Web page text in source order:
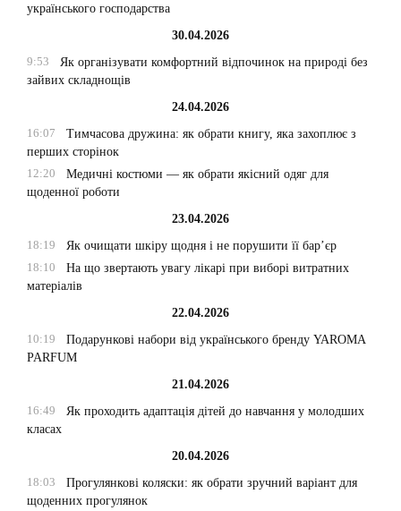
українського господарства
30.04.2026
9:53
Як організувати комфортний відпочинок на природі без
зайвих складнощів
24.04.2026
16:07
Тимчасова дружина: як обрати книгу, яка захоплює з
перших сторінок
12:20
Медичні костюми — як обрати якісний одяг для
щоденної роботи
23.04.2026
18:19
Як очищати шкіру щодня і не порушити її бар’єр
18:10
На що звертають увагу лікарі при виборі витратних
матеріалів
22.04.2026
10:19
Подарункові набори від українського бренду YAROMA
PARFUM
21.04.2026
16:49
Як проходить адаптація дітей до навчання у молодших
класах
20.04.2026
18:03
Прогулянкові коляски: як обрати зручний варіант для
щоденних прогулянок